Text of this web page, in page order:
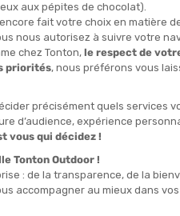
EN STOCK - EXPÉDIÉ EN 24/48H
180,00 €